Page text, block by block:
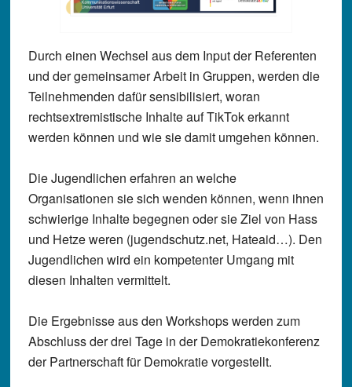
Durch einen Wechsel aus dem Input der Referenten
und der gemeinsamer Arbeit in Gruppen, werden die
Teilnehmenden dafür sensibilisiert, woran
rechtsextremistische Inhalte auf TikTok erkannt
werden können und wie sie damit umgehen können.
Die Jugendlichen erfahren an welche
Organisationen sie sich wenden können, wenn ihnen
schwierige Inhalte begegnen oder sie Ziel von Hass
und Hetze weren (jugendschutz.net, Hateaid…). Den
Jugendlichen wird ein kompetenter Umgang mit
diesen Inhalten vermittelt.
Die Ergebnisse aus den Workshops werden zum
Abschluss der drei Tage in der Demokratiekonferenz
der Partnerschaft für Demokratie vorgestellt.